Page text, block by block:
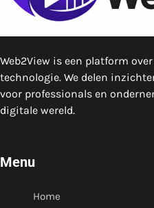
Web2View is een platform
technologie. We delen
voor professionals en
digitale wereld.
Menu
Home